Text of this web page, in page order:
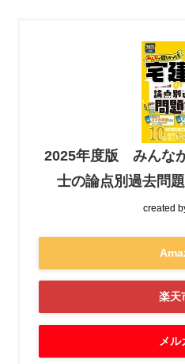
2025年度版 みんな
士の論点別過去問
created
楽天
メル